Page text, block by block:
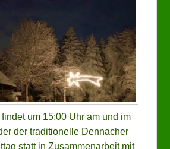
um 15:00 Uhr am und im
der traditionelle Dennacher
statt in Zusammenarbeit mit